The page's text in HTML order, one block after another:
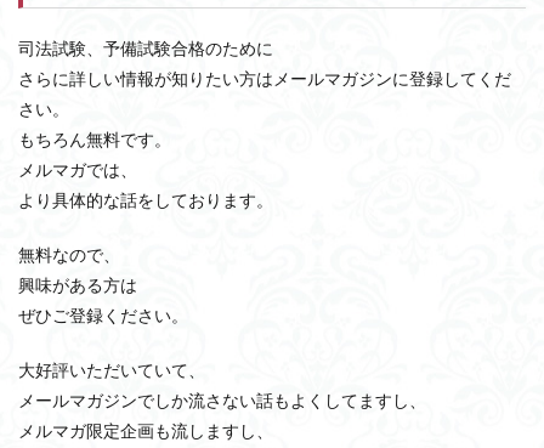
司法試験、予備試験合格のために
さらに詳しい情報が知りたい方はメールマガジンに登録してくだ
さい。
もちろん無料です。
メルマガでは、
より具体的な話をしております。
無料なので、
興味がある方は
ぜひご登録ください。
大好評いただいていて、
メールマガジンでしか流さない話もよくしてますし、
メルマガ限定企画も流しますし、